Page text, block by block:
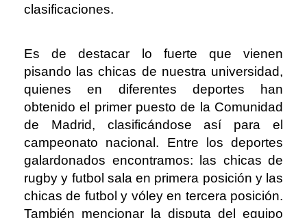
clasificaciones.
Es de destacar lo fuerte que vienen
pisando las chicas de nuestra universidad,
quienes en diferentes deportes han
obtenido el primer puesto de la Comunidad
de Madrid, clasificándose así para el
campeonato nacional. Entre los deportes
galardonados encontramos: las chicas de
rugby y futbol sala en primera posición y las
chicas de futbol y vóley en tercera posición.
También mencionar la disputa del equipo